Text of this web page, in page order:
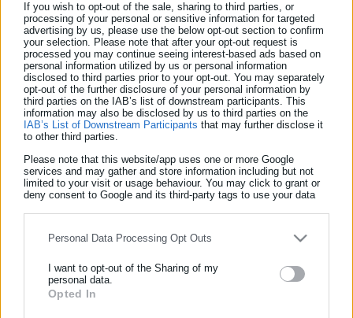
If you wish to opt-out of the sale, sharing to third parties, or
processing of your personal or sensitive information for targeted
advertising by us, please use the below opt-out section to confirm
your selection. Please note that after your opt-out request is
processed you may continue seeing interest-based ads based on
personal information utilized by us or personal information
disclosed to third parties prior to your opt-out. You may separately
opt-out of the further disclosure of your personal information by
third parties on the IAB’s list of downstream participants. This
information may also be disclosed by us to third parties on the
IAB’s List of Downstream Participants that may further disclose it
to other third parties.
Please note that this website/app uses one or more Google
services and may gather and store information including but not
limited to your visit or usage behaviour. You may click to grant or
deny consent to Google and its third-party tags to use your data
Personal Data Processing Opt Outs
I want to opt-out of the Sharing of my
personal data.
Opted In
31.05.2026 | 21:30
Κινητά τηλέφωνα: Τι αλλάζει
από αύριο 1η Ιουνίου
Η εναλλαγή κινητών τηλεφώνων, γίνεται πιο εύκολη από
την !η Ιουνίου, καθώς η Ευρωπαϊκή Ένωση προχωρά σε
απλοποίηση της διαδικασίας μεταφοράς δεδομένων
μεταξύ συσκευών Apple και Android. ΔΙΑΒΑΣΤΕ
ΕΠΙΣΗΣ: Aftodioikisi.gr: Έρευνα για Δήμους και
Περιφέρειες Νέος στόχος της Ευρωπαϊκής Ένωσης
μετά τους καθολικούς φορτιστές για όλα τα
smartphones, είναι να διευκολύνει τη μεταφορά
δεδομένων από το ένα τηλέφωνο στο άλλο, ανεξάρτητα
Τελευταία νέα Δημοφιλή
Όλα τα νέα
ΕΓΓΡΑΦΗ NEWSLETTER
Ενημερωθείτε πρώτοι για ειδήσεις και θέματα από το χώρο της
Αυτοδιοίκησης, της δημόσιας διοίκησης, της εργασίας, της
ασφάλισης αλλά και γενικότερης επικαιρότητας από την Ελλάδα
Συμπλήρωσε όνομα